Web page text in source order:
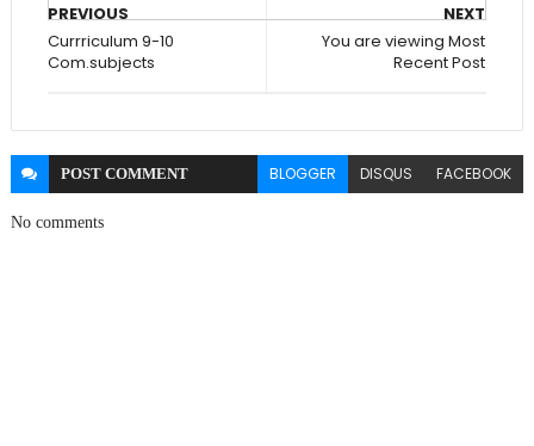
NEXT
You are viewing Most
Recent Post
PREVIOUS
Currriculum 9-10
Com.subjects
POST COMMENT BLOGGER DISQUS FACEBOOK
No comments